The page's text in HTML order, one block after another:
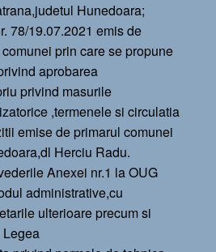
Hunedoara;
78/19.07.2021 emis de
prin care se propune
aprobarea
privind masurile
,termenele si circulatia
emise de primarul comunei
Herciu Radu.
Anexei nr.1 la OUG
administrative,cu
ulterioare precum si